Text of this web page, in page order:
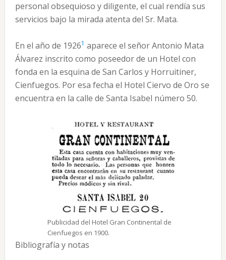
personal obsequioso y diligente, el cual rendía sus
servicios bajo la mirada atenta del Sr. Mata.
En el año de 19261 aparece el señor Antonio Mata
Álvarez inscrito como poseedor de un Hotel con
fonda en la esquina de San Carlos y Horruitiner,
Cienfuegos. Por esa fecha el Hotel Ciervo de Oro se
encuentra en la calle de Santa Isabel número 50.
Publicidad del Hotel Gran Continental de
Cienfuegos en 1900.
Bibliografía y notas